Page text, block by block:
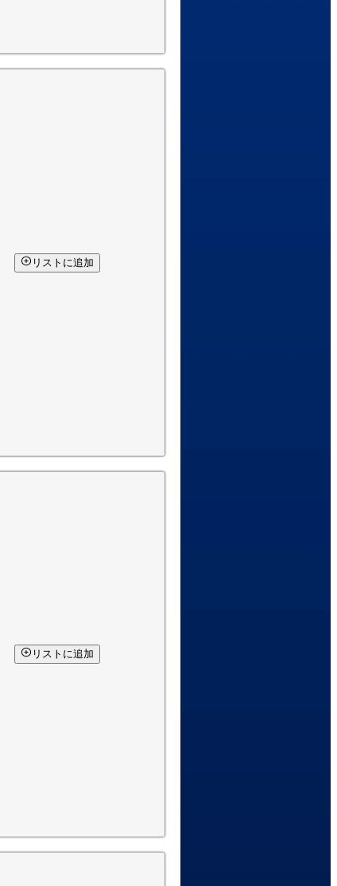
リストに追加
リストに追加